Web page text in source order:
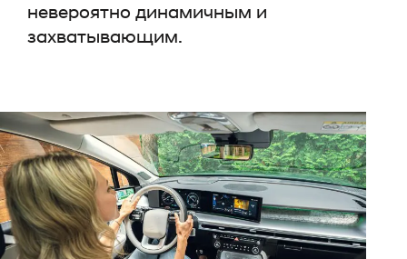
невероятно динамичным и
захватывающим.